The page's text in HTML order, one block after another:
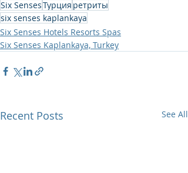
Six SensesТурция ретриты
six senses kaplankaya
Six Senses Hotels Resorts Spas
Six Senses Kaplankaya, Turkey
Recent Posts See All